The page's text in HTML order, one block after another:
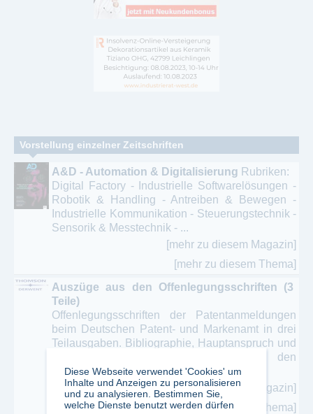
Vorstellung einzelner Zeitschriften
A&D - Automation & Digitalisierung Rubriken:
Digital Factory - Industrielle Softwarelösungen -
Robotik & Handling - Antreiben & Bewegen -
Industrielle Kommunikation - Steuerungstechnik -
Sensorik & Messtechnik - ...
[mehr zu diesem Magazin]
[mehr zu diesem Thema]
Auszüge aus den Offenlegungsschriften (3
Teile)
Offenlegungsschriften der Patentanmeldungen
beim Deutschen Patent- und Markenamt in drei
Teilausgaben. Bibliographie, Hauptanspruch und
wichtigste Zeichnung. Auszüge aus den
Patentschriften ohne ...
[mehr zu diesem Magazin]
[mehr zu diesem Thema]
Diese Webseite verwendet 'Cookies' um
Inhalte und Anzeigen zu personalisieren
und zu analysieren. Bestimmen Sie,
welche Dienste benutzt werden dürfen